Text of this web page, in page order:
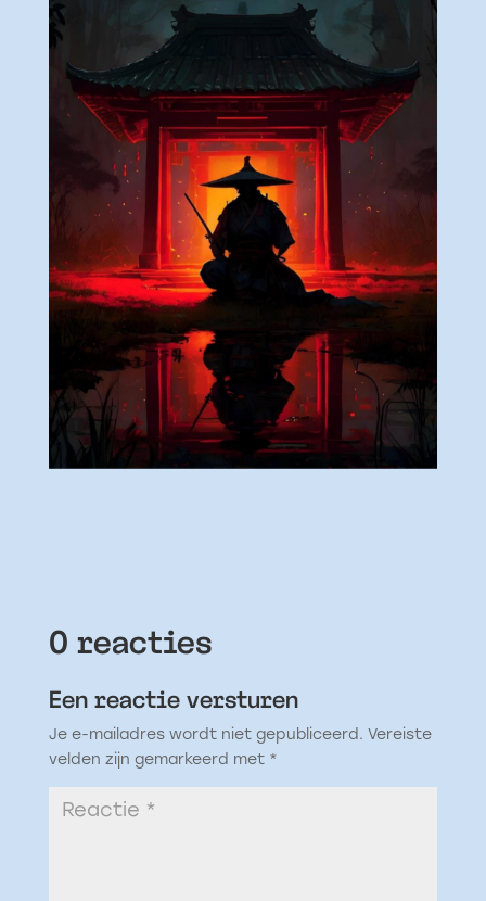
0 reacties
Een reactie versturen
Je e-mailadres wordt niet gepubliceerd. Vereiste
velden zijn gemarkeerd met *